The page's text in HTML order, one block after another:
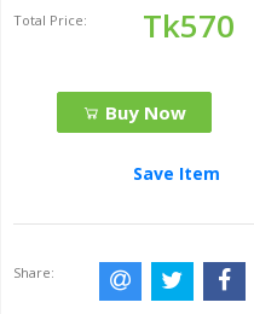
Total Price: Tk570
Buy Now
Save Item
Share: